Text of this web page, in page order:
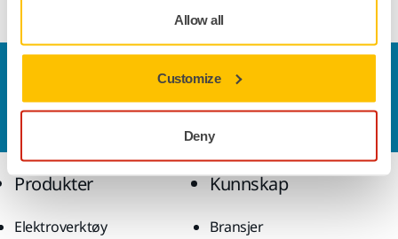
Allow all
Customize
Deny
Vil du vite mer?Ta kontakt, så svarer støtteteamet
Produkter
Elektroverktøy
Kunnskap
Bransjer